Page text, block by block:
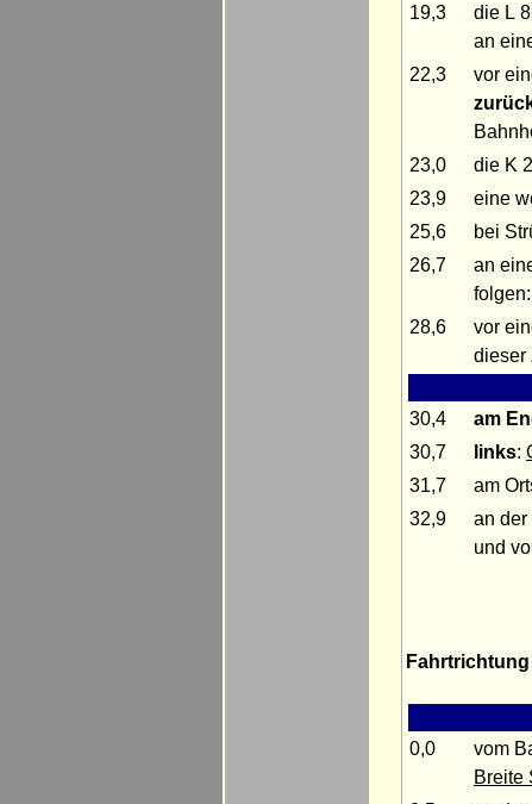
19,3
die L
an
22,3
vor
23,0
die K
23,9
eine
25,6
bei
26,7
an
28,6
vor
dieser
30,4
am
30,7
links:
31,7
am
32,9
an der
und
0,0
vom
Breite